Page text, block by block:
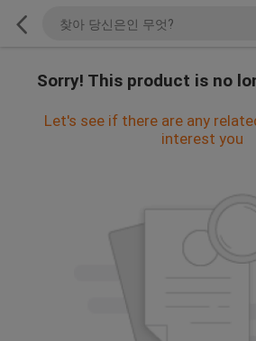
Sorry! This product is no
Let's see if there are any
interest you